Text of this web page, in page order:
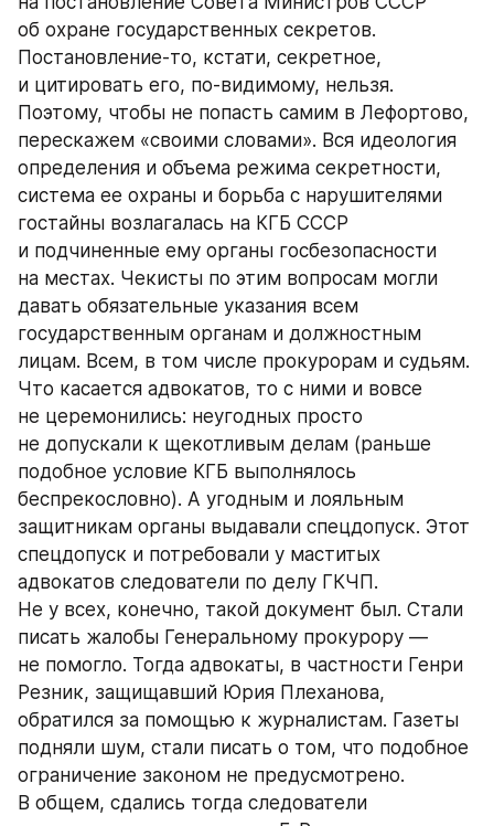
об охране государственных секретов.
Постановление-то, кстати, секретное,
и цитировать его, по-видимому, нельзя.
Поэтому, чтобы не попасть самим в Лефортово,
перескажем «своими словами». Вся идеология
определения и объема режима секретности,
система ее охраны и борьба с нарушителями
гостайны возлагалась на КГБ СССР
и подчиненные ему органы госбезопасности
на местах. Чекисты по этим вопросам могли
давать обязательные указания всем
государственным органам и должностным
лицам. Всем, в том числе прокурорам и судьям.
Что касается адвокатов, то с ними и вовсе
не церемонились: неугодных просто
не допускали к щекотливым делам (раньше
подобное условие КГБ выполнялось
беспрекословно). А угодным и лояльным
защитникам органы выдавали спецдопуск. Этот
спецдопуск и потребовали у маститых
адвокатов следователи по делу ГКЧП.
Не у всех, конечно, такой документ был. Стали
писать жалобы Генеральному прокурору —
не помогло. Тогда адвокаты, в частности Генри
Резник, защищавший Юрия Плеханова,
обратился за помощью к журналистам. Газеты
подняли шум, стали писать о том, что подобное
ограничение законом не предусмотрено.
В общем, сдались тогда следователи